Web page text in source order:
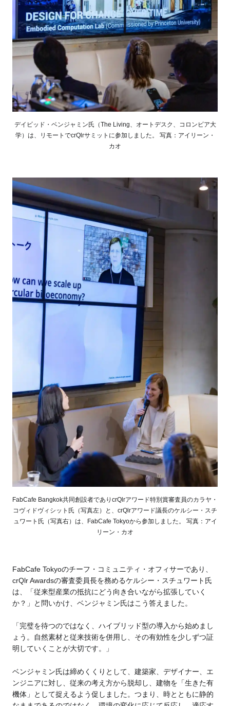
デイビッド・ベンジャミン氏（The Living、オートデスク、コロンビア大
学）は、リモートでcrQlrサミットに参加しました。 写真：アイリーン・
カオ
FabCafe Bangkok共同創設者でありcrQlrアワード特別賞審査員のカラヤ・
コヴィドヴィシット氏（写真左）と、crQlrアワード議長のケルシー・スチ
ュワート氏（写真右）は、FabCafe Tokyoから参加しました。 写真：アイ
リーン・カオ
FabCafe Tokyoのチーフ・コミュニティ・オフィサーであり、
crQlr Awardsの審査委員長を務めるケルシー・スチュワート氏
は、「従来型産業の抵抗にどう向き合いながら拡張していく
か？」と問いかけ、ベンジャミン氏はこう答えました。
「完璧を待つのではなく、ハイブリッド型の導入から始めまし
ょう。自然素材と従来技術を併用し、その有効性を少しずつ証
明していくことが大切です。」
ベンジャミン氏は締めくくりとして、建築家、デザイナー、エ
ンジニアに対し、従来の考え方から脱却し、建物を「生きた有
機体」として捉えるよう促しました。つまり、時とともに静的